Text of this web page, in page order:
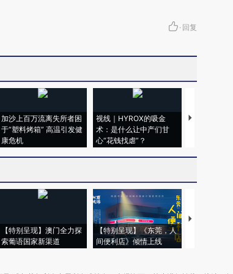
· 回复
加沙上百万流离失所者困
于“塑料烤箱” 高温引发健
康危机
视线｜HYROX的吸金
术：是什么让中产们甘
心“花钱找虐”？
马航飞行员
【特别呈现】澳门全力探
索葡语国家新渠道
【特别呈现】《东莞，人
间便利店》倾情上线
【推广】走